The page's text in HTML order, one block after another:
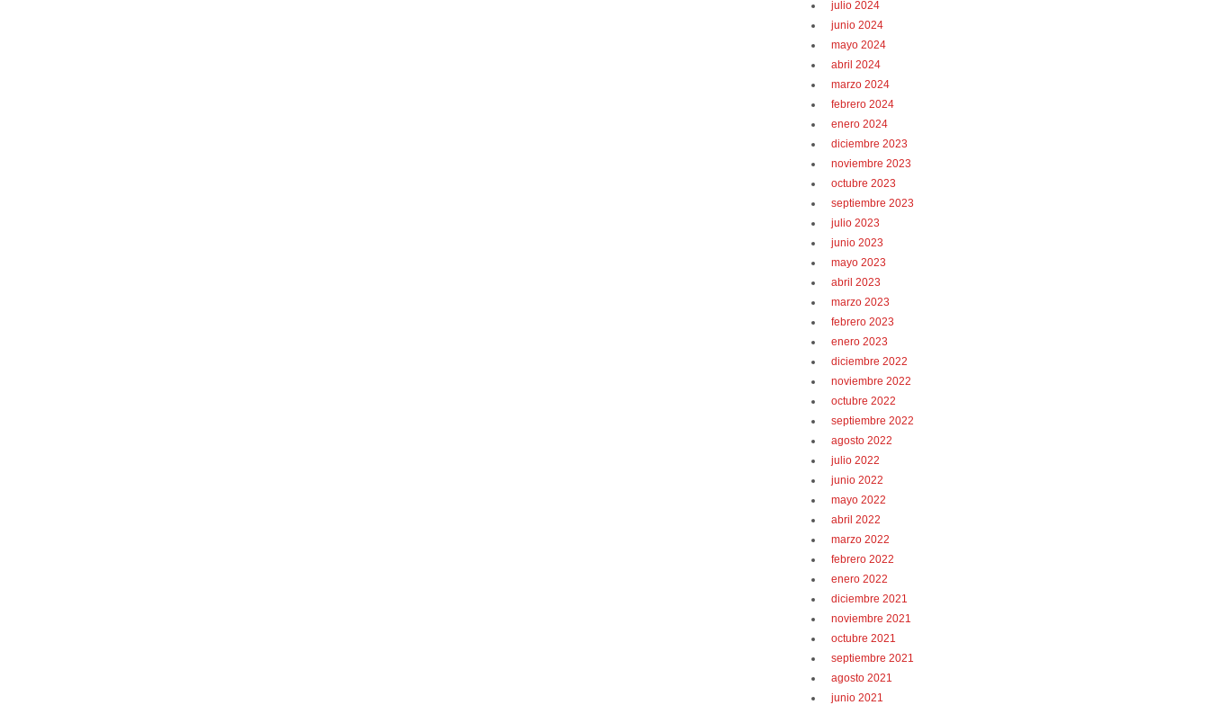
julio 2024
junio 2024
mayo 2024
abril 2024
marzo 2024
febrero 2024
enero 2024
diciembre 2023
noviembre 2023
octubre 2023
septiembre 2023
julio 2023
junio 2023
mayo 2023
abril 2023
marzo 2023
febrero 2023
enero 2023
diciembre 2022
noviembre 2022
octubre 2022
septiembre 2022
agosto 2022
julio 2022
junio 2022
mayo 2022
abril 2022
marzo 2022
febrero 2022
enero 2022
diciembre 2021
noviembre 2021
octubre 2021
septiembre 2021
agosto 2021
junio 2021